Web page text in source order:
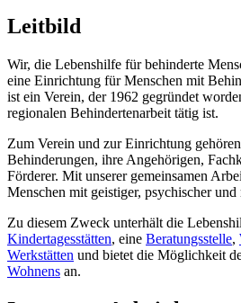
Leitbild
Wir, die Lebenshilfe für behinderte
eine Einrichtung für Menschen mit
ist ein Verein, der 1962 gegründet
regionalen Behindertenarbeit tätig ist.
Zum Verein und zur Einrichtung
Behinderungen, ihre Angehörigen,
Förderer. Mit unserer gemeinsamen
Menschen mit geistiger, psychischer
Zu diesem Zweck unterhält die
Kindertagesstätten, eine Beratungsstelle,
Werkstätten und bietet die Möglichkeit
Wohnens an.